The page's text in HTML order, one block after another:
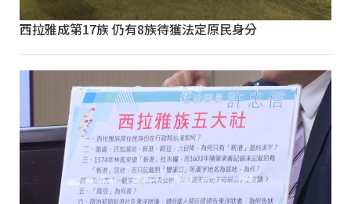
西拉雅成第17族 仍有8族待獲法定原民身分